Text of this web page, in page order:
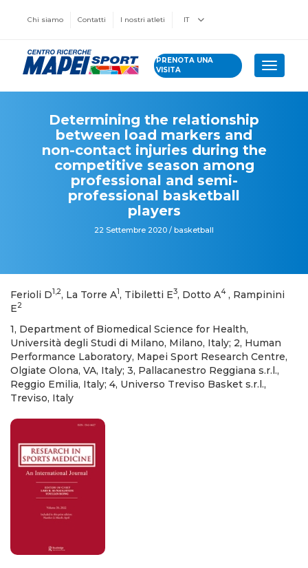
Chi siamo Contatti I nostri atleti IT
PRENOTA UNA
VISITA
Toggle
Determining the relationship
between load markers and
non-contact injuries during the
competitive season among
professional and semi-
professional basketball
players
22 Settembre 2020 / basketball
Ferioli D1,2, La Torre A1, Tibiletti E3, Dotto A4, Rampinini
E2
1, Department of Biomedical Science for Health,
Università degli Studi di Milano, Milano, Italy; 2, Human
Performance Laboratory, Mapei Sport Research Centre,
Olgiate Olona, VA, Italy; 3, Pallacanestro Reggiana s.r.l.,
Reggio Emilia, Italy; 4, Universo Treviso Basket s.r.l.,
Treviso, Italy